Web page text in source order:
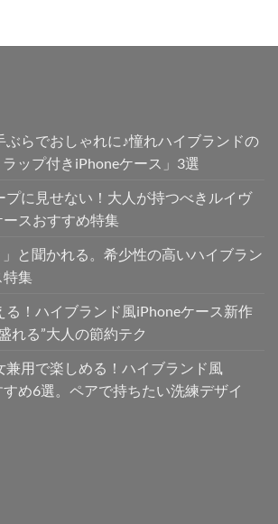
ぶらでおしゃれに♪憧れハイブランドの
ラップ付きiPhoneケース」3選
プに見せない！大人が持つべきルイヴ
スおすすめ特集
」と聞かれる。希少性の高いハイブラン
特集
る！ハイブランド風iPhoneケース新作
れる”大人の節約テク
兼用で楽しめる！ハイブランド風
め6選。ペアで持ちたい洗練デザイ